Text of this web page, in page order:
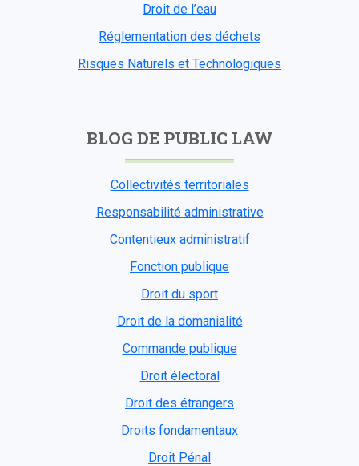
Droit de l’eau
Réglementation des déchets
Risques Naturels et Technologiques
BLOG DE PUBLIC LAW
Collectivités territoriales
Responsabilité administrative
Contentieux administratif
Fonction publique
Droit du sport
Droit de la domanialité
Commande publique
Droit électoral
Droit des étrangers
Droits fondamentaux
Droit Pénal